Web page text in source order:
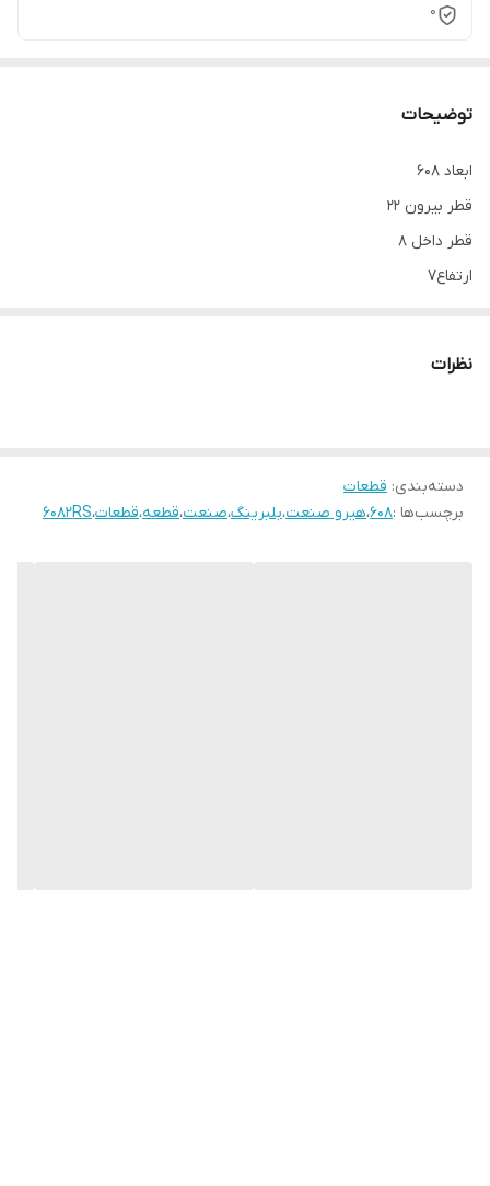
0
توضیحات
ابعاد 608
قطر بیرون 22
قطر داخل 8
ارتفاع7
نظرات
دسته‌بندی: قطعات
برچسب‌ها :608،هیرو صنعت،بلبرینگ،صنعت،قطعه،قطعات،6082RS